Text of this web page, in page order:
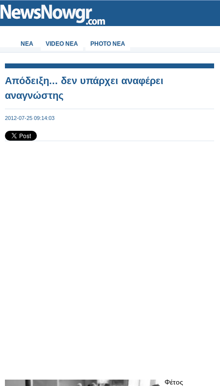
ΝΕΑ VIDEO NEA PHOTO NEA
Απόδειξη... δεν υπάρχει αναφέρει
αναγνώστης
2012-07-25 09:14:03
Φέτος